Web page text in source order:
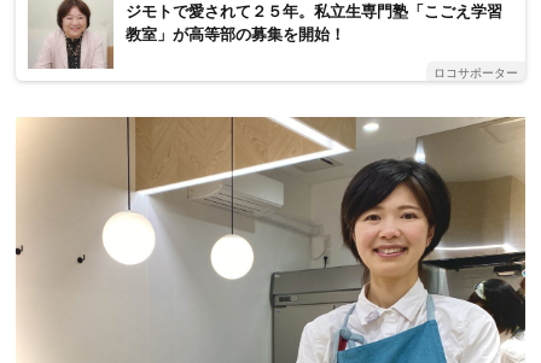
ジモトで愛されて２５年。私立生専門塾「こごえ学習
教室」が高等部の募集を開始！
ロコサポーター